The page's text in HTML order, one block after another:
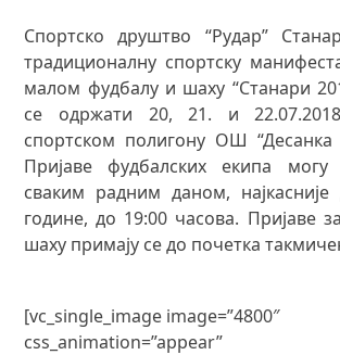
Спортско друштво “Рудар”
традиционалну спортску
малом фудбалу и шаху “Станари
се одржати 20, 21. и
спортском полигону ОШ “Десанка
Пријаве фудбалских екипа
сваким радним даном, најкасније
године, до 19:00 часова. Пријаве
шаху примају се до почетка
[vc_single_image image=”4800″
css_animation=”appear”